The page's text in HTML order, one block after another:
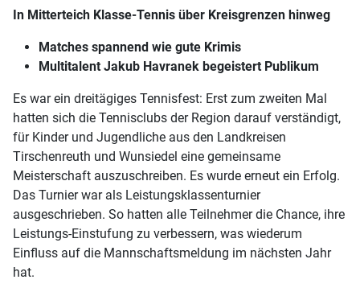
In Mitterteich Klasse-Tennis über Kreisgrenzen hinweg
Matches spannend wie gute Krimis
Multitalent Jakub Havranek begeistert Publikum
Es war ein dreitägiges Tennisfest: Erst zum zweiten Mal
hatten sich die Tennisclubs der Region darauf verständigt,
für Kinder und Jugendliche aus den Landkreisen
Tirschenreuth und Wunsiedel eine gemeinsame
Meisterschaft auszuschreiben. Es wurde erneut ein Erfolg.
Das Turnier war als Leistungsklassenturnier
ausgeschrieben. So hatten alle Teilnehmer die Chance, ihre
Leistungs-Einstufung zu verbessern, was wiederum
Einfluss auf die Mannschaftsmeldung im nächsten Jahr
hat.